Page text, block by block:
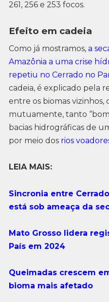
261, 256 e 253 focos.
Efeito em cadeia
Como já mostramos,a
Amazônia a uma crise
repetiu no Cerrado no
cadeia, é explicado pela
entre os biomas vizinhos,
mutuamente, tanto
bacias hidrográficas de
por meio dos rios
LEIA MAIS:
Sincronia entre
está sob ameaça da
Mato Grosso lidera
País em 2024
Queimadas crescem
bioma mais afetado